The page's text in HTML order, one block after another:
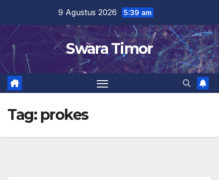
content
9 Agustus 2026 5:39 am
Swara Timor
Tag: prokes